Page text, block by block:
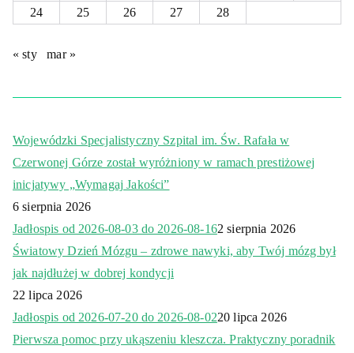
24
25 26 27 28
« sty mar »
Wojewódzki Specjalistyczny Szpital im. Św. Rafała w
Czerwonej Górze został wyróżniony w ramach prestiżowej
inicjatywy „Wymagaj Jakości”
6 sierpnia 2026
Jadłospis od 2026-08-03 do 2026-08-162 sierpnia 2026
Światowy Dzień Mózgu – zdrowe nawyki, aby Twój mózg był
jak najdłużej w dobrej kondycji
22 lipca 2026
Jadłospis od 2026-07-20 do 2026-08-0220 lipca 2026
Pierwsza pomoc przy ukąszeniu kleszcza. Praktyczny poradnik